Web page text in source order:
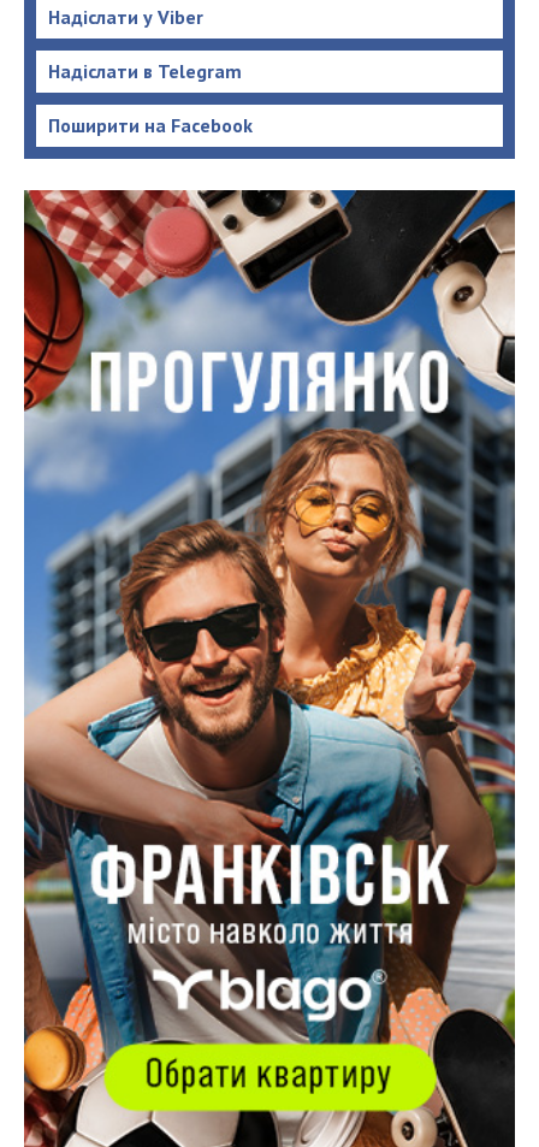
Надіслати у Viber
Надіслати в Telegram
Поширити на Facebook